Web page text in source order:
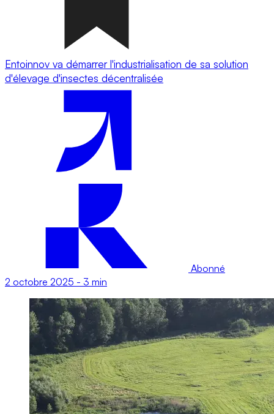
Entoinnov va démarrer l'industrialisation de sa solution
d'élevage d'insectes décentralisée
Abonné
2 octobre 2025 - 3 min